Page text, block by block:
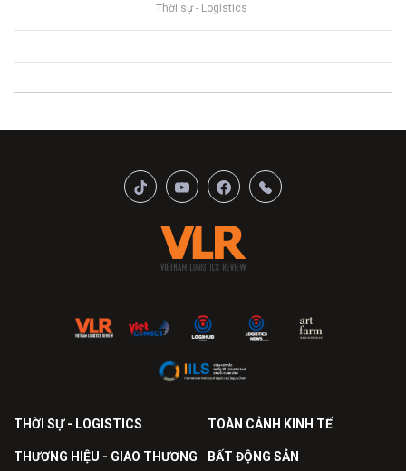
Thời sự - Logistics
THỜI SỰ - LOGISTICS TOÀN CẢNH KINH TẾ
THƯƠNG HIỆU - GIAO THƯƠNG BẤT ĐỘNG SẢN